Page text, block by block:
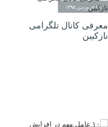
۲۱ فروردین ۱۳۹۵
معرفی کانال تلگرامی
نازکبین